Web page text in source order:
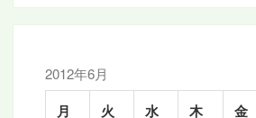
2012年6月
月 火 水 木 金